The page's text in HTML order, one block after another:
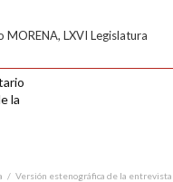
LXVI Legislatura
Versión estenográfica de la